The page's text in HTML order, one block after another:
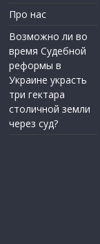
Про нас
Возможно ли во
время Судебной
реформы в
Украине украсть
три гектара
столичной земли
через суд?